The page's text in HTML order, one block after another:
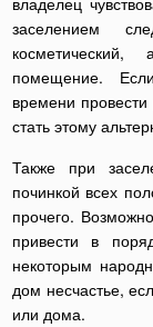
заселением
помещение.
времени
стать этому
Также при
починкой всех
прочего.
привести в
некоторым
дом несчастье,
или дома.